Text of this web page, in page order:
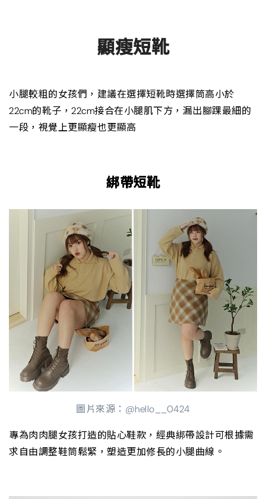
顯瘦短靴
小腿較粗的女孩們，建議在選擇短靴時選擇筒高小於
22cm的靴子，22cm接合在小腿肌下方，漏出腳踝最細的
一段，視覺上更顯瘦也更顯高
綁帶短靴
圖片來源：@hello__0424
專為肉肉腿女孩打造的貼心鞋款，經典綁帶設計可根據需
求自由調整鞋筒鬆緊，塑造更加修長的小腿曲線。